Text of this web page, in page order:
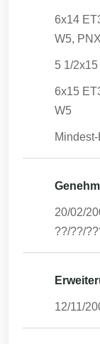
6x14
W5,
5 1/
6x15
W5
20/02/
??/??/
12/11/